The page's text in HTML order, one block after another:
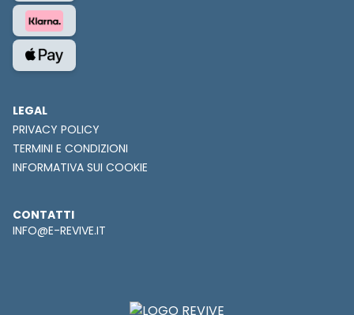
LEGAL
PRIVACY POLICY
TERMINI E CONDIZIONI
INFORMATIVA SUI COOKIE
CONTATTI
INFO@E-REVIVE.IT